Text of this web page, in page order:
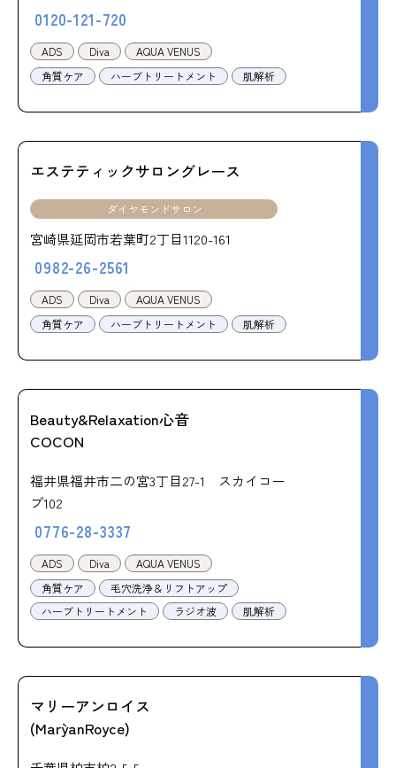
0120-121-720
ADS Diva
AQUA VENUS
角質ケア
ハーブトリートメント 肌解析
エステティックサロングレース
ダイヤモンドサロン
宮崎県延岡市若葉町2丁目1120-161
0982-26-2561
ADS Diva
AQUA VENUS
角質ケア
ハーブトリートメント 肌解析
Beauty&Relaxation心音
COCON
福井県福井市二の宮3丁目27-1 スカイコー
プ102
0776-28-3337
ADS Diva
AQUA VENUS
角質ケア
毛穴洗浄＆リフトアップ
ハーブトリートメント
ラジオ波 肌解析
マリーアンロイス
(Mary`anRoyce)